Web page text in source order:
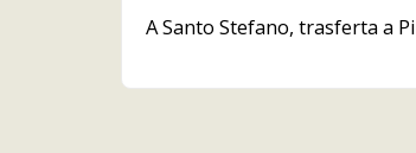
A Santo Stefano, trasferta a